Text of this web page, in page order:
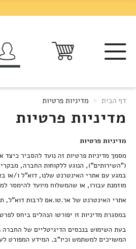
עגלת קניות
דף הבית מדיניות פרטיות
מדיניות פרטיות
מדיניות פרטיות
מסמך מדיניות פרטיות זה נועד להסביר
("השירותים"), הנוגע ללקוחות החברה,
במגע עם אתרי האינטרנט שלנו, דוא"ל ו/או
מוזמנת עבורו, או שהמשלוח מיועד להימסר
אתרי האינטרנט של אר.טו.אם לרבות דוא"ל,
במסגרת מדיניות זו יפורטו הנהלים ביחס
בעת השימוש בנכסים הדיגיטליים של
המשויכים למשתמש וכיו"ב. המידע המפורט
ארוחות לראש השנה
קיץ בדליקטסן
מוצרים חדשים בדליקטסן
ראשונות וסלטים
עוגות של הבייקרי
עיקריות שילדים אוהבים
מגשי אירוח לראש השנה
מגשי אירוח כשרים
פיקניקים
מוצרים לאפיה ולבישול
גבינות מתוצרת שלנו White Dairy
כבושים ומשומרים
פירות
בשר בקר וטלה
יין לבן
קפה ותה
DELI HOME SALE